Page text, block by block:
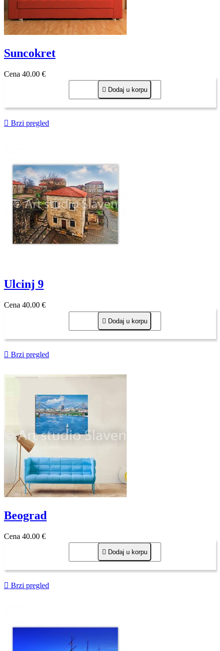
Suncokret
Cena 40,00 €
 Dodaj u korpu
 Brzi pregled
Ulcinj 9
Cena 40,00 €
 Dodaj u korpu
 Brzi pregled
Beograd
Cena 40,00 €
 Dodaj u korpu
 Brzi pregled